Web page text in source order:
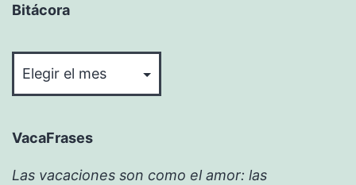
Bitácora
VacaFrases
Las vacaciones son como el amor: las